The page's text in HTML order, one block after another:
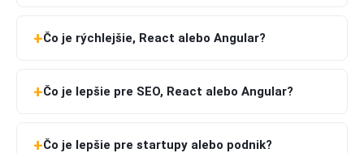
Čo je rýchlejšie, React alebo Angular?
Čo je lepšie pre SEO, React alebo Angular?
Čo je lepšie pre startupy alebo podnik?